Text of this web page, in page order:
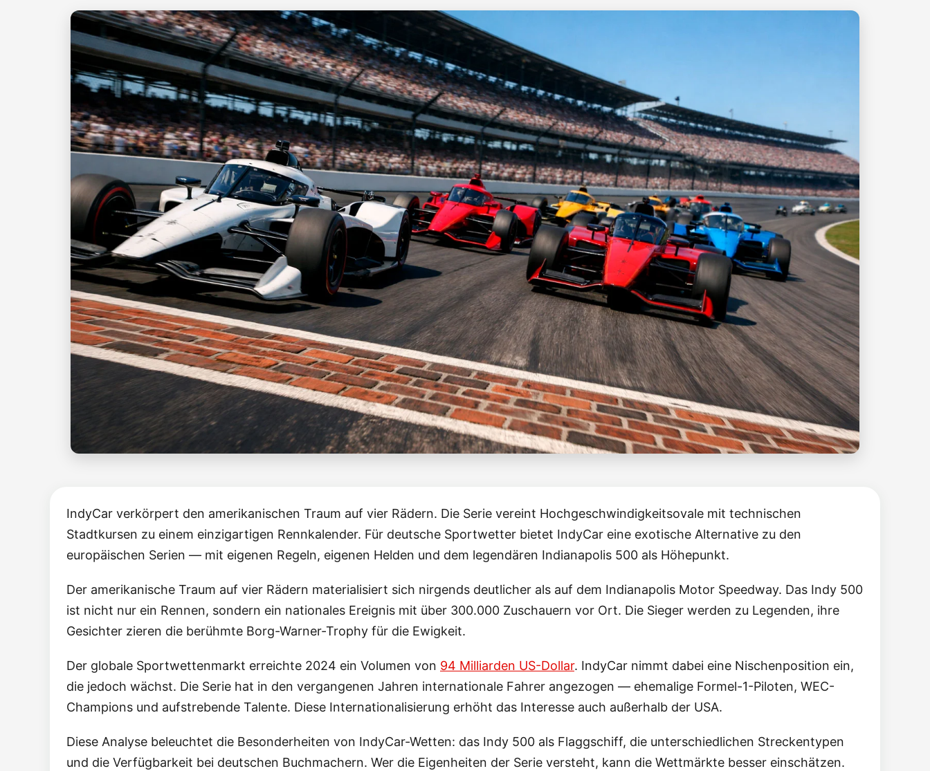
IndyCar verkörpert den amerikanischen Traum auf vier Rädern. Die Serie vereint Hochgeschwindigkeitsovale mit technischen
Stadtkursen zu einem einzigartigen Rennkalender. Für deutsche Sportwetter bietet IndyCar eine exotische Alternative zu den
europäischen Serien — mit eigenen Regeln, eigenen Helden und dem legendären Indianapolis 500 als Höhepunkt.
Der amerikanische Traum auf vier Rädern materialisiert sich nirgends deutlicher als auf dem Indianapolis Motor Speedway. Das Indy 500
ist nicht nur ein Rennen, sondern ein nationales Ereignis mit über 300.000 Zuschauern vor Ort. Die Sieger werden zu Legenden, ihre
Gesichter zieren die berühmte Borg-Warner-Trophy für die Ewigkeit.
Der globale Sportwettenmarkt erreichte 2024 ein Volumen von 94 Milliarden US-Dollar. IndyCar nimmt dabei eine Nischenposition ein,
die jedoch wächst. Die Serie hat in den vergangenen Jahren internationale Fahrer angezogen — ehemalige Formel-1-Piloten, WEC-
Champions und aufstrebende Talente. Diese Internationalisierung erhöht das Interesse auch außerhalb der USA.
Diese Analyse beleuchtet die Besonderheiten von IndyCar-Wetten: das Indy 500 als Flaggschiff, die unterschiedlichen Streckentypen
und die Verfügbarkeit bei deutschen Buchmachern. Wer die Eigenheiten der Serie versteht, kann die Wettmärkte besser einschätzen.